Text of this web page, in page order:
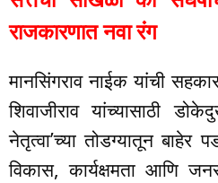
राजकारणात नवा रंग
मानसिंगराव नाईक यांची
शिवाजीराव यांच्यासाठी
नेतृत्वा’च्या तोडग्यातून
विकास, कार्यक्षमता आणि